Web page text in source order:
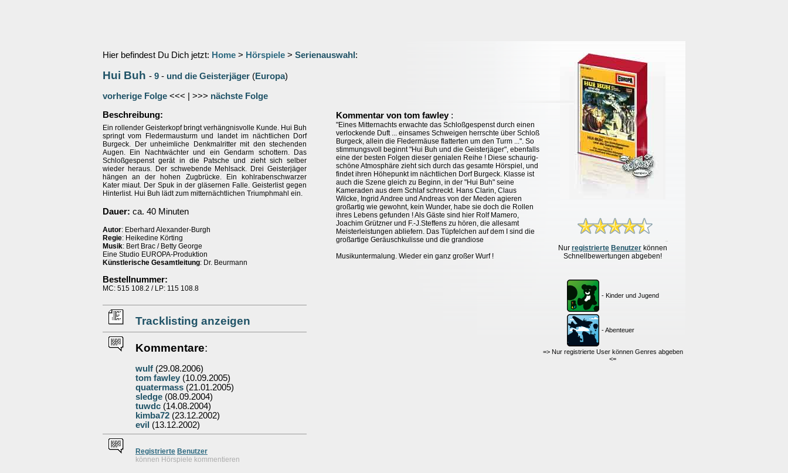
Hier befindest Du Dich jetzt: Home > Hörspiele > Serienauswahl :
Hui Buh - 9 - und die Geisterjäger (Europa)
vorherige Folge <<< | >>> nächste Folge
Nur registrierte Benutzer können
Schnellbewertungen abgeben!
- Kinder und Jugend
- Abenteuer
=> Nur registrierte User können Genres abgeben
<=
Beschreibung:
Ein rollender Geisterkopf bringt verhängnisvolle Kunde. Hui Buh
springt vom Fledermausturm und landet im nächtlichen Dorf
Burgeck. Der unheimliche Denkmalritter mit den stechenden
Augen. Ein Nachtwächter und ein Gendarm schottern. Das
Schloßgespenst gerät in die Patsche und zieht sich selber
wieder heraus. Der schwebende Mehlsack. Drei Geisterjäger
hängen an der hohen Zugbrücke. Ein kohlrabenschwarzer
Kater miaut. Der Spuk in der gläsernen Falle. Geisterlist gegen
Hinterlist. Hui Buh lädt zum mitternächtlichen Triumphmahl ein.
Dauer: ca. 40 Minuten
Autor: Eberhard Alexander-Burgh
Regie: Heikedine Körting
Musik: Bert Brac / Betty George
Eine Studio EUROPA-Produktion
Künstlerische Gesamtleitung: Dr. Beurmann
Bestellnummer:
MC: 515 108.2 / LP: 115 108.8
Tracklisting anzeigen
Kommentare:
wulf (29.08.2006)
tom fawley (10.09.2005)
quatermass (21.01.2005)
sledge (08.09.2004)
tuwdc (14.08.2004)
kimba72 (23.12.2002)
evil (13.12.2002)
Registrierte Benutzer
können Hörspiele kommentieren
Kommentar von tom fawley :
"Eines Mitternachts erwachte das Schloßgespenst durch einen
verlockende Duft ... einsames Schweigen herrschte über Schloß
Burgeck, allein die Fledermäuse flatterten um den Turm ...". So
stimmungsvoll beginnt "Hui Buh und die Geisterjäger", ebenfalls
eine der besten Folgen dieser genialen Reihe ! Diese schaurig-
schöne Atmosphäre zieht sich durch das gesamte Hörspiel, und
findet ihren Höhepunkt im nächtlichen Dorf Burgeck. Klasse ist
auch die Szene gleich zu Beginn, in der "Hui Buh" seine
Kameraden aus dem Schlaf schreckt. Hans Clarin, Claus
Wilcke, Ingrid Andree und Andreas von der Meden agieren
großartig wie gewohnt, kein Wunder, habe sie doch die Rollen
ihres Lebens gefunden ! Als Gäste sind hier Rolf Mamero,
Joachim Grützner und F.-J.Steffens zu hören, die allesamt
Meisterleistungen abliefern. Das Tüpfelchen auf dem I sind die
großartige Geräuschkulisse und die grandiose
Musikuntermalung. Wieder ein ganz großer Wurf !